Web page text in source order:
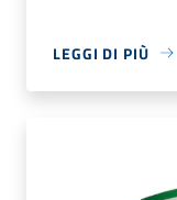
LEGGI DI PIÙ